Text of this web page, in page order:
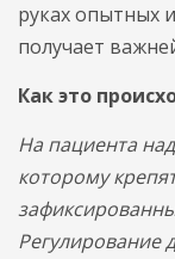
руках опытных
получает
Как это
На пациента
которому
Регулирование